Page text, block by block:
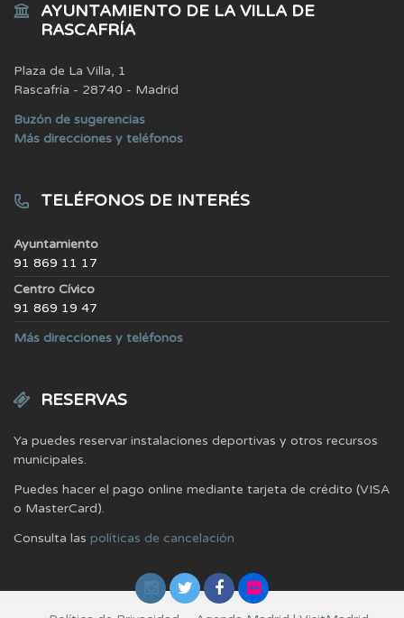
AYUNTAMIENTO DE LA VILLA DE
RASCAFRÍA
Plaza de La Villa, 1
Rascafría - 28740 - Madrid
Buzón de sugerencias
Más direcciones y teléfonos
TELÉFONOS DE INTERÉS
Ayuntamiento
91 869 11 17
Centro Cívico
91 869 19 47
Más direcciones y teléfonos
RESERVAS
Ya puedes reservar instalaciones deportivas y otros recursos
municipales.
Puedes hacer el pago online mediante tarjeta de crédito (VISA
o MasterCard).
Consulta las políticas de cancelación